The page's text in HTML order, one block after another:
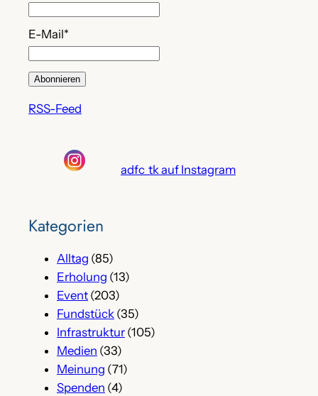
E-Mail*
RSS-Feed
adfc_tk auf Instagram
Kategorien
Alltag (85)
Erholung (13)
Event (203)
Fundstück (35)
Infrastruktur (105)
Medien (33)
Meinung (71)
Spenden (4)